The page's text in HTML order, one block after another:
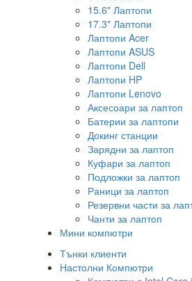
15.6" Лаптопи
17.3" Лаптопи
Лаптопи Acer
Лаптопи ASUS
Лаптопи Dell
Лаптопи HP
Лаптопи Lenovo
Аксесоари за лаптоп
Батерии за лаптопи
Докинг станции
Зарядни за лаптоп
Куфари за лаптоп
Подложки за лаптоп
Раници за лаптоп
Резервни части за
Чанти за лаптоп
Мини компютри
Тънки клиенти
Настолни Компютри